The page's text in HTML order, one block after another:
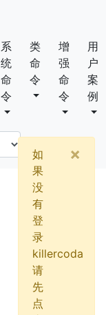
系
统
命
令
类
命
令
增
强
命
令
用
户
案
例
如
果
没
有
登
录
killercoda
请
先
点
×